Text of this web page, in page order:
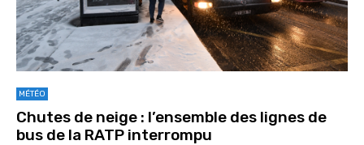
MÉTÉO
Chutes de neige : l’ensemble des lignes de
bus de la RATP interrompu